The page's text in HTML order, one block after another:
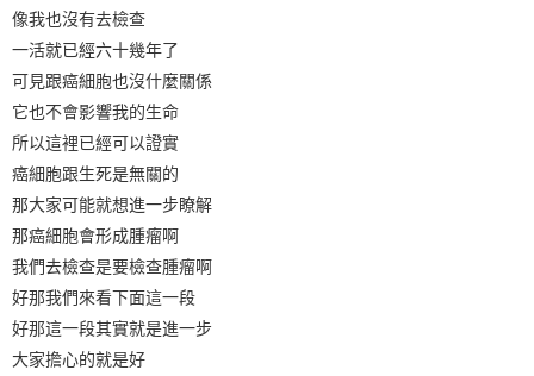
像我也沒有去檢查
一活就已經六十幾年了
可見跟癌細胞也沒什麼關係
它也不會影響我的生命
所以這裡已經可以證實
癌細胞跟生死是無關的
那大家可能就想進一步瞭解
那癌細胞會形成腫瘤啊
我們去檢查是要檢查腫瘤啊
好那我們來看下面這一段
好那這一段其實就是進一步
大家擔心的就是好